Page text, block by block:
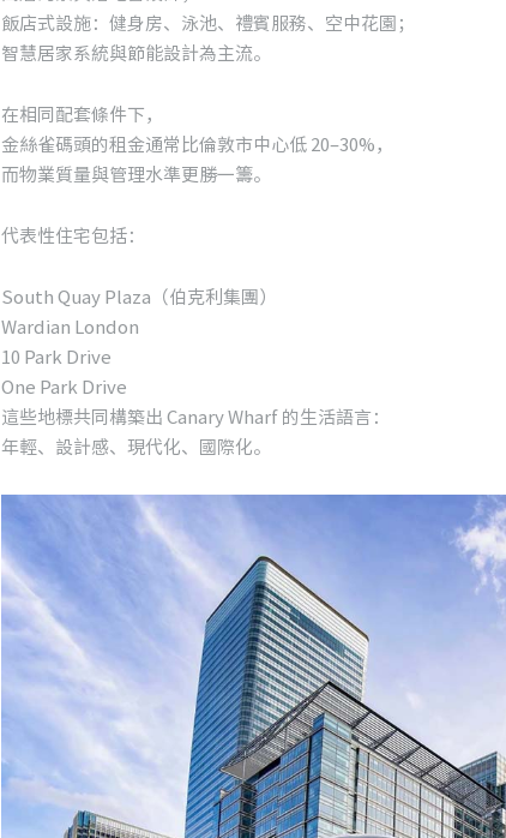
飯店式設施：健身房、泳池、禮賓服務、空中花園；
智慧居家系統與節能設計為主流。
在相同配套條件下，
金絲雀碼頭的租金通常比倫敦市中心低 20–30%，
而物業質量與管理水準更勝一籌。
代表性住宅包括：
South Quay Plaza（伯克利集團）
Wardian London
10 Park Drive
One Park Drive
這些地標共同構築出 Canary Wharf 的生活語言：
年輕、設計感、現代化、國際化。